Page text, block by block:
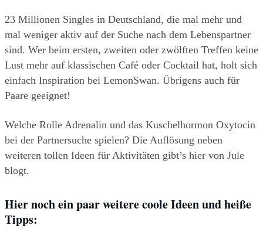
23 Millionen Singles in Deutschland, die mal mehr und
mal weniger aktiv auf der Suche nach dem Lebenspartner
sind. Wer beim ersten, zweiten oder zwölften Treffen keine
Lust mehr auf klassischen Café oder Cocktail hat, holt sich
einfach Inspiration bei LemonSwan. Übrigens auch für
Paare geeignet!
Welche Rolle Adrenalin und das Kuschelhormon Oxytocin
bei der Partnersuche spielen? Die Auflösung neben
weiteren tollen Ideen für Aktivitäten gibt’s hier von ​Jule
blogt​.
Hier noch ein paar weitere coole Ideen und heiße
Tipps: